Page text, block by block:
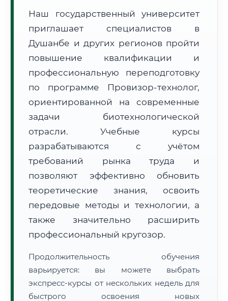
Почтовые индексы:
Часовой пояс:
UTC+5
Формат учебы:
Дистанционно
🗺️ Зона обслуживания: г. Душанбе
Расчет логистики оригиналов:
• Маршрут транзита:~2 119 км
• Экспресс-доставка СДЭК / Почтой: 3–5 рабочих дней
📜 Документы и аккредитация ФИС ФРДО
Нажмите на документ для увеличения и просмотра
Наш государственный университет
приглашает специалистов в
Душанбе и других регионов пройти
повышение квалификации и
профессиональную переподготовку
по программе Провизор-технолог,
ориентированной на современные
задачи биотехнологической
отрасли. Учебные курсы
разрабатываются с учётом
требований рынка труда и
позволяют эффективно обновить
теоретические знания, освоить
передовые методы и технологии, а
также значительно расширить
профессиональный кругозор.
Продолжительность обучения
варьируется: вы можете выбрать
экспресс-курсы от нескольких недель для
быстрого освоения новых